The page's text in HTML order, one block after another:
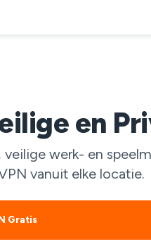
en
werk- en
vanuit elke locatie.
Gratis